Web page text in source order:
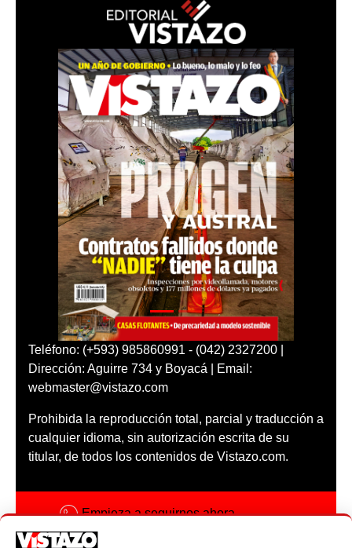
Teléfono: (+593) 985860991 - (042) 2327200 |
Dirección: Aguirre 734 y Boyacá | Email:
webmaster@vistazo.com
Prohibida la reproducción total, parcial y traducción a
cualquier idioma, sin autorización escrita de su
titular, de todos los contenidos de Vistazo.com.
Empieza a seguirnos ahora